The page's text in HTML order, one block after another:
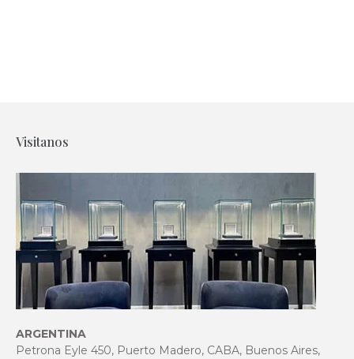
Visitanos
ARGENTINA
Petrona Eyle 450, Puerto Madero, CABA, Buenos Aires,